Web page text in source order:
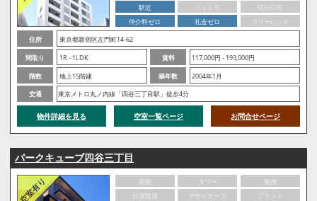
駅近
ペット可
SOHO可
仲介料ゼロ
礼金ゼロ
フリーレント
住所
東京都新宿区左門町14-62
間取り
1R - 1LDK 賃料
117,000円 - 193,000円
階数
地上15階建 築年数
2004年1月
交通
東京メトロ丸ノ内線「四谷三丁目駅」徒歩4分
物件詳細を見る 空室一覧ページ お問合せページ
パークキューブ四谷三丁目
新築 タワー
低層
分譲賃貸
デザイナーズ
ブランド